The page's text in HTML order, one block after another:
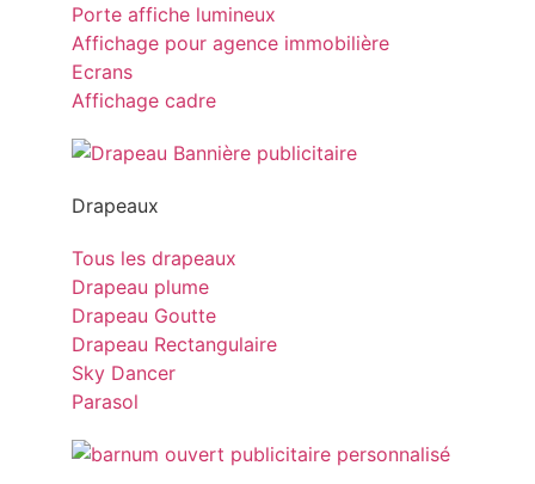
Porte affiche lumineux
Affichage pour agence immobilière
Ecrans
Affichage cadre
Drapeaux
Tous les drapeaux
Drapeau plume
Drapeau Goutte
Drapeau Rectangulaire
Sky Dancer
Parasol